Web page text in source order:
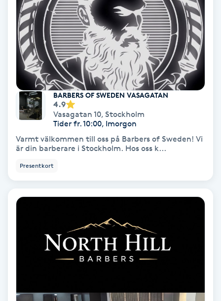
IR-massage
Japansk massage
K18
Katun fransar
Kemisk peeling
Kinesiologi
Kinesisk medicin
BARBERS OF SWEDEN VASAGATAN
4.9
Vasagatan 10, Stockholm
Tider fr. 10:00, Imorgon
Varmt välkommen till oss på Barbers of Sweden! Vi
är din barberare i Stockholm. Hos oss k...
Presentkort